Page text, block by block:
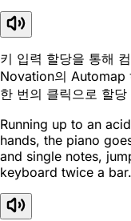
키 입력 할당을 통해
Novation의 Automap
한 번의 클릭으로 할
Running up to an
hands, the piano
and single notes,
keyboard twice a bar.